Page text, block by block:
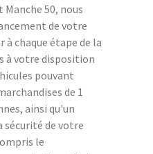
Manche 50, nous
de votre
chaque étape de la
à votre disposition
pouvant
de 1
ainsi qu'un
sécurité de votre
le